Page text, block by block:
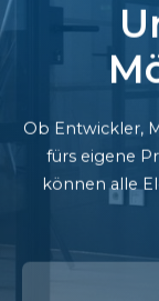
Ob Entwickler,
fürs eigene
können alle